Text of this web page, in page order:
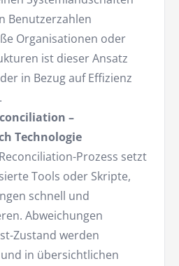
Benutzerzahlen
Organisationen oder
ist dieser Ansatz
in Bezug auf Effizienz
–
Technologie
Prozess setzt
Tools oder Skripte,
schnell und
Abweichungen
Zustand werden
in übersichtlichen